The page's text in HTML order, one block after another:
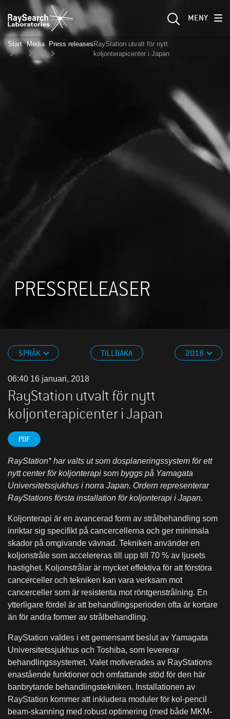
MENY
Start Media Press releases RayStation utvalt för nytt
koljonterapicenter i Japan
PRESSRELEASER
SPRÅK TILLBAKA 2018
06:40 16 januari, 2018
RayStation utvalt för nytt
koljonterapicenter i Japan
PDF
RayStation* har valts ut som dosplaneringssystem för ett
nytt center för koljonterapi som byggs på Yamagata
Universitetssjukhus i norra Japan. Ordern representerar
RayStations första installation för koljonterapi i Japan.
Koljonterapi är en avancerad form av strålbehandling som
inriktar sig specifikt på cancercellerna och ger minimala
skador på omgivande vävnad. Tekniken använder en
koljonstråle som accelereras till upp till 70 % av ljusets
hastighet. Koljonstrålar är mycket effektiva för att förstöra
cancerceller och tekniken kan vara verksam mot
cancerceller som är resistenta mot röntgenstrålning. En
ytterligare fördel är att behandlingsperioden ofta är kortare
än för andra former av strålbehandling.
RayStation valdes i ett gemensamt beslut av Yamagata
Universitetssjukhus och Toshiba, som levererar
behandlingssystemet. Valet motiverades av RayStations
enastående funktioner och omfattande stöd för den här
banbrytande behandlingstekniken. Installationen av
RayStation kommer att inkludera moduler för kol-pencil
beam-skanning med robust optimering (med både MKM-